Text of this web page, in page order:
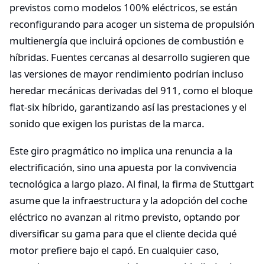
previstos como modelos 100% eléctricos, se están
reconfigurando para acoger un sistema de propulsión
multienergía que incluirá opciones de combustión e
híbridas. Fuentes cercanas al desarrollo sugieren que
las versiones de mayor rendimiento podrían incluso
heredar mecánicas derivadas del 911, como el bloque
flat-six híbrido, garantizando así las prestaciones y el
sonido que exigen los puristas de la marca.
Este giro pragmático no implica una renuncia a la
electrificación, sino una apuesta por la convivencia
tecnológica a largo plazo. Al final, la firma de Stuttgart
asume que la infraestructura y la adopción del coche
eléctrico no avanzan al ritmo previsto, optando por
diversificar su gama para que el cliente decida qué
motor prefiere bajo el capó. En cualquier caso,